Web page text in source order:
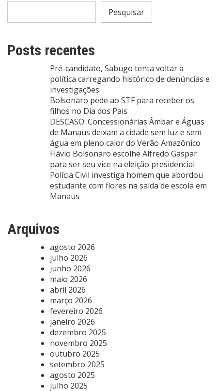
Pesquisar
Posts recentes
Pré-candidato, Sabugo tenta voltar à
política carregando histórico de denúncias e
investigações
Bolsonaro pede ao STF para receber os
filhos no Dia dos Pais
DESCASO: Concessionárias Âmbar e Águas
de Manaus deixam a cidade sem luz e sem
água em pleno calor do Verão Amazônico
Flávio Bolsonaro escolhe Alfredo Gaspar
para ser seu vice na eleição presidencial
Polícia Civil investiga homem que abordou
estudante com flores na saída de escola em
Manaus
Arquivos
agosto 2026
julho 2026
junho 2026
maio 2026
abril 2026
março 2026
fevereiro 2026
janeiro 2026
dezembro 2025
novembro 2025
outubro 2025
setembro 2025
agosto 2025
julho 2025